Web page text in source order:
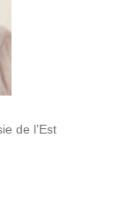
de l’Est